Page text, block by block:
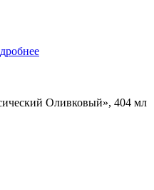
Оливковый», 404 мл